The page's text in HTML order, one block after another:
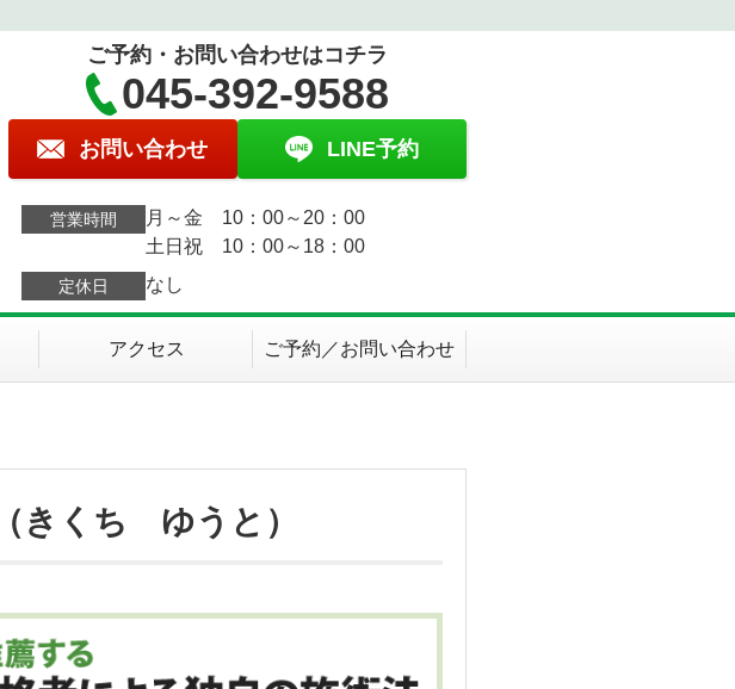
ご予約・お問い合わせはコチラ
045-392-9588
お問い合わせ LINE予約
営業時間
月～金 10：00～20：00
土日祝 10：00～18：00
定休日 なし
アクセス ご予約／お問い合わせ
くち ゆうと）